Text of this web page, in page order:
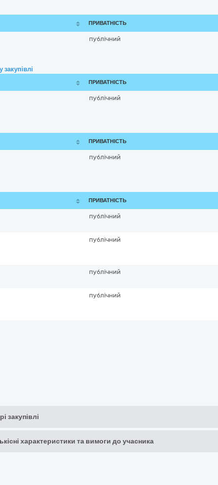
ПРИВАТНІСТЬ
публічний
ПРИВАТНІСТЬ
публічний
ПРИВАТНІСТЬ
публічний
ПРИВАТНІСТЬ
публічний
публічний
публічний
публічний
закупівлі
характеристики та вимоги до учасника